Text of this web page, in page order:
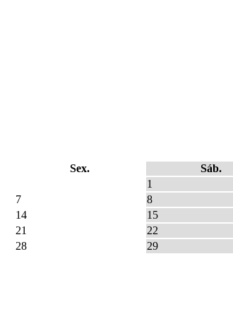
Sex. Sáb.
1
7 8
14 15
21 22
28 29